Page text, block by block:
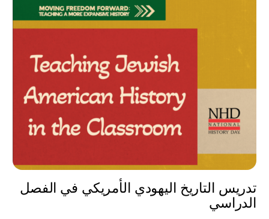
تدريس التاريخ اليهودي الأمريكي في الفصل
الدراسي